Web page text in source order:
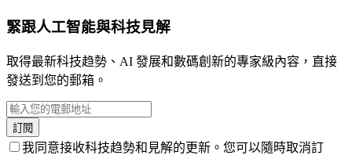
緊跟人工智能與科技見解
取得最新科技趋勢、AI 發展和數碼創新的專家級內容，直接
發送到您的郵箱。
訂閱
我同意接收科技趋勢和見解的更新。您可以隨時取消訂